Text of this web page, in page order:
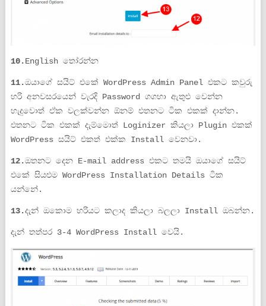
10.English තෝරන්න
11.ඔයාගේ සයිට් එකේ WordPress Admin Panel එකට කවුරු
හරි අනවසරයෙන් වැරදි Password ගගහා ඇතුළු වෙන්න
හැදුවොත් ඒක වලක්වන්න ඕනම් එතනට ටික එකක් දාන්න.
එතනට ටික එකක් දැම්මොත් Loginizer කියලා Plugin එකක්
WordPress සයිට් එකත් එක්ක Install වෙනවා.
12.ඔතනට දෙන E-mail address එකට තමයි ඔයාගේ සයිට්
එකේ සියළුම WordPress Installation Details ටික
යන්නේ.
13.දැන් ඔකොම හරියට කලාද කියලා බලලා Install ඔබන්න.
දැන් තත්පර 3-4 WordPress Install වෙයි.